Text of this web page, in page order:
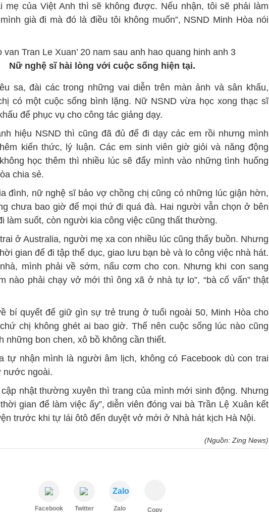
mẹ của Việt Anh thì sẽ không được. Nếu nhận, tôi sẽ phải làm
già đi mà đó là điều tôi không muốn”, NSND Minh Hòa nói
Nữ nghệ sĩ hài lòng với cuộc sống hiện tại.
sa, đài các trong những vai diễn trên màn ảnh và sân khấu,
có một cuộc sống bình lặng. Nữ NSND vừa học xong thạc sĩ
để phục vụ cho công tác giảng dạy.
hiệu NSND thì cũng đã đủ để đi dạy các em rồi nhưng mình
kiến thức, lý luận. Các em sinh viên giờ giỏi và năng động
học thêm thì nhiều lúc sẽ đẩy mình vào những tình huống
chia sẻ.
đình, nữ nghệ sĩ bảo vợ chồng chị cũng có những lúc giận hờn,
chưa bao giờ để mọi thứ đi quá đà. Hai người vẫn chọn ở bên
làm suốt, còn người kia công việc cũng thất thường.
ở Australia, người mẹ xa con nhiều lúc cũng thấy buồn. Nhưng
gian để đi tập thể dục, giao lưu bạn bè và lo công việc nhà hát.
mình phải về sớm, nấu cơm cho con. Nhưng khi con sang
nào phải chạy vở mới thì ông xã ở nhà tự lo”, “bà cố vấn” thật
bí quyết để giữ gìn sự trẻ trung ở tuổi ngoài 50, Minh Hòa cho
chị không ghét ai bao giờ. Thế nên cuộc sống lúc nào cũng
những bon chen, xô bồ không cần thiết.
tự nhận mình là người âm lịch, không có Facebook dù con trai
nước ngoài.
cập nhật thường xuyên thì trang của mình mới sinh động. Nhưng
gian để làm việc ấy”, diễn viên đóng vai bà Trần Lệ Xuân kết
trước khi tự lái ôtô đến duyệt vở mới ở Nhà hát kịch Hà Nội.
(Nguồn: Zing News)
Facebook Twitter
Zalo
Zalo Copy